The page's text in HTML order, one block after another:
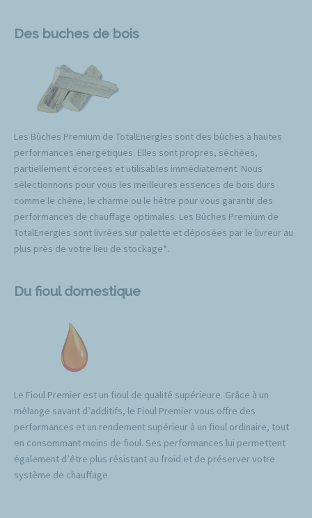
Des buches de bois
Les Bûches Premium de TotalEnergies sont des bûches à hautes
performances énergétiques. Elles sont propres, séchées,
partiellement écorcées et utilisables immédiatement. Nous
sélectionnons pour vous les meilleures essences de bois durs
comme le chêne, le charme ou le hêtre pour vous garantir des
performances de chauffage optimales. Les Bûches Premium de
TotalEnergies sont livrées sur palette et déposées par le livreur au
plus près de votre lieu de stockage*.
Du fioul domestique
Le Fioul Premier est un fioul de qualité supérieure. Grâce à un
mélange savant d’additifs, le Fioul Premier vous offre des
performances et un rendement supérieur à un fioul ordinaire, tout
en consommant moins de fioul. Ses performances lui permettent
également d’être plus résistant au froid et de préserver votre
système de chauffage.